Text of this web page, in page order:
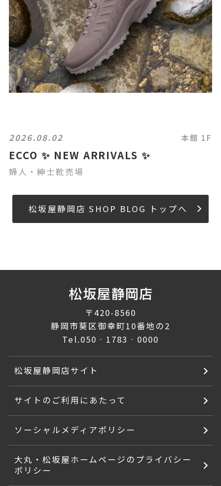
2026.08.02 本館 1F
ECCO ✨ NEW ARRIVALS ✨
婦人・紳士靴売場
松坂屋静岡店 SHOP BLOG トップへ
〒420-8560
静岡市葵区御幸町10番地の2
Tel.050‐1783‐0000
松坂屋静岡店サイト
サイトのご利用にあたって
ソーシャルメディアポリシー
大丸・松坂屋ホームページのプライバシー
ポリシー